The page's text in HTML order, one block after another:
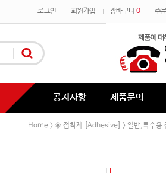
로그인 회원가입 장바구니 0 주
공지사항 제품문의
Home > ◈ 접착제 [Adhesive] > 일반,특수용